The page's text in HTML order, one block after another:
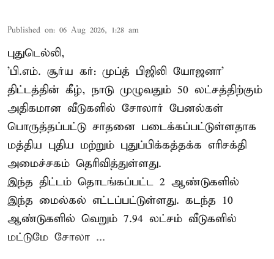
Published on: 06 Aug 2026, 1:28 am
புதுடெல்லி,
'பி.எம். சூர்ய கர்: முப்த் பிஜிலி யோஜனா'
திட்டத்தின் கீழ், நாடு முழுவதும் 50 லட்சத்திற்கும்
அதிகமான வீடுகளில் சோலார் பேனல்கள்
பொருத்தப்பட்டு சாதனை படைக்கப்பட்டுள்ளதாக
மத்திய புதிய மற்றும் புதுப்பிக்கத்தக்க எரிசக்தி
அமைச்சகம் தெரிவித்துள்ளது.
இந்த திட்டம் தொடங்கப்பட்ட 2 ஆண்டுகளில்
இந்த மைல்கல் எட்டப்பட்டுள்ளது. கடந்த 10
ஆண்டுகளில் வெறும் 7.94 லட்சம் வீடுகளில்
மட்டுமே சோலா ...